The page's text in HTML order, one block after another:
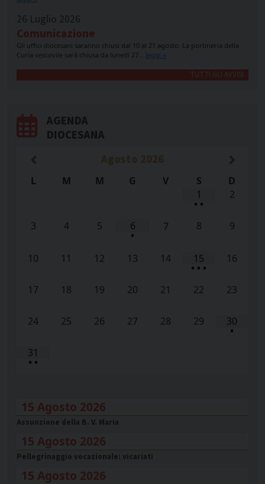
26 Luglio 2026
Comunicazione
Gli uffici diocesani saranno chiusi dal 10 al 21 agosto. La portineria della
Curia vescovile sarà chiusa da lunedì 27… leggi »
TUTTI GLI AVVISI
AGENDA
DIOCESANA
L M M G V S
D
1
• •
2
3 4 5 6
•
7 8 9
10 11 12 13 14 15
• • •
16
17 18 19 20 21 22 23
24 25 26 27 28 29 30
•
31
• •
15 Agosto 2026
Assunzione della B. V. Maria
15 Agosto 2026
Pellegrinaggio vocazionale: vicariati
15 Agosto 2026